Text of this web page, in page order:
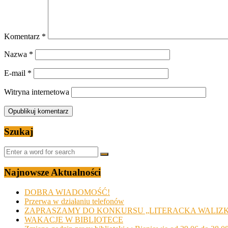
Komentarz *
Nazwa *
E-mail *
Witryna internetowa
Szukaj
Najnowsze Aktualności
DOBRA WIADOMOŚĆ!
Przerwa w działaniu telefonów
ZAPRASZAMY DO KONKURSU „LITERACKA
WAKACJE W BIBLIOTECE